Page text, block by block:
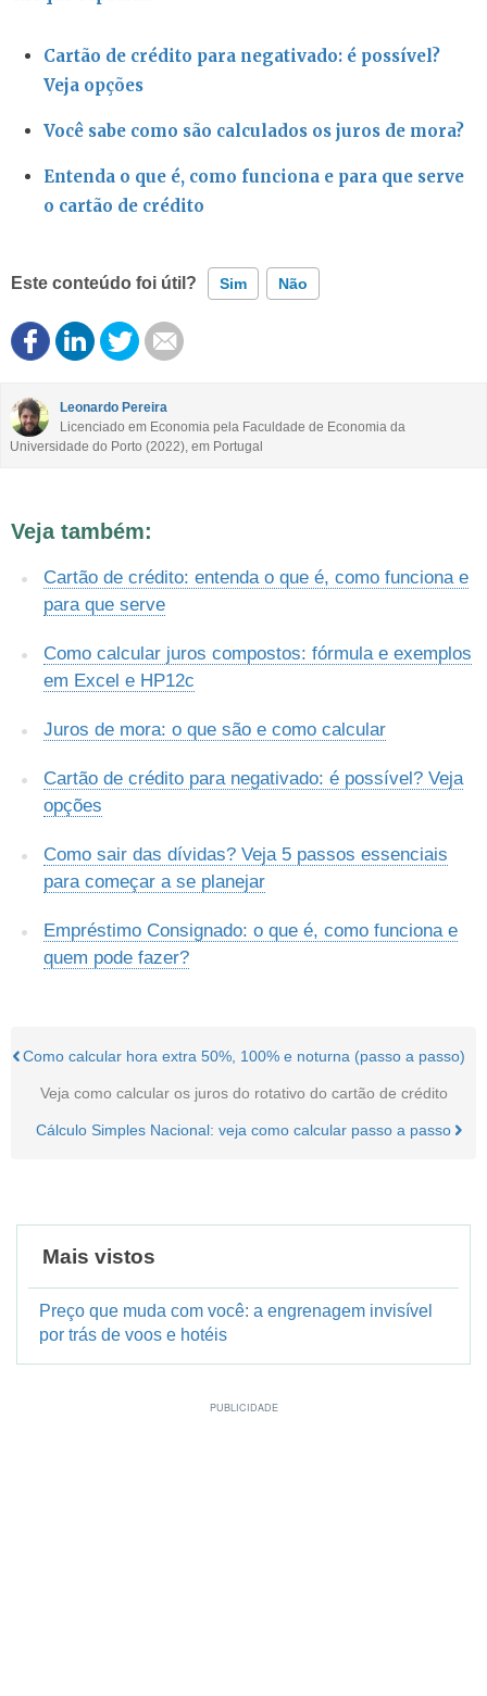
Cartão de crédito para negativado: é possível?
Veja opções
Você sabe como são calculados os juros de mora?
Entenda o que é, como funciona e para que serve
o cartão de crédito
Este conteúdo foi útil? Sim Não
Este conteúdo contém informação incorreta
Este conteúdo não tem a informação que procuro
Outro
Leonardo Pereira
Licenciado em Economia pela Faculdade de Economia da
Universidade do Porto (2022), em Portugal
Veja também:
Cartão de crédito: entenda o que é, como funciona e
para que serve
Como calcular juros compostos: fórmula e exemplos
em Excel e HP12c
Juros de mora: o que são e como calcular
Cartão de crédito para negativado: é possível? Veja
opções
Como sair das dívidas? Veja 5 passos essenciais
para começar a se planejar
Empréstimo Consignado: o que é, como funciona e
quem pode fazer?
Como calcular hora extra 50%, 100% e noturna (passo a passo)
Veja como calcular os juros do rotativo do cartão de crédito
Cálculo Simples Nacional: veja como calcular passo a passo
Mais vistos
Preço que muda com você: a engrenagem invisível
por trás de voos e hotéis